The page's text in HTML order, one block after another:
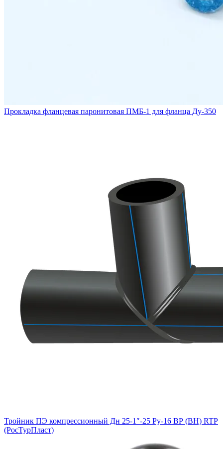
Прокладка фланцевая паронитовая ПМБ-1 для фланца Ду-350
Тройник ПЭ компрессионный Дн 25-1″-25 Ру-16 ВР (ВН) RTP
(РосТурПласт)